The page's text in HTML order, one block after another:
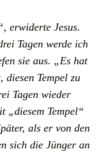
erwiderte Jesus.
Tagen werde ich
sie aus. „Es hat
diesen Tempel zu
Tagen wieder
„diesem Tempel“
als er von den
sich die Jünger an